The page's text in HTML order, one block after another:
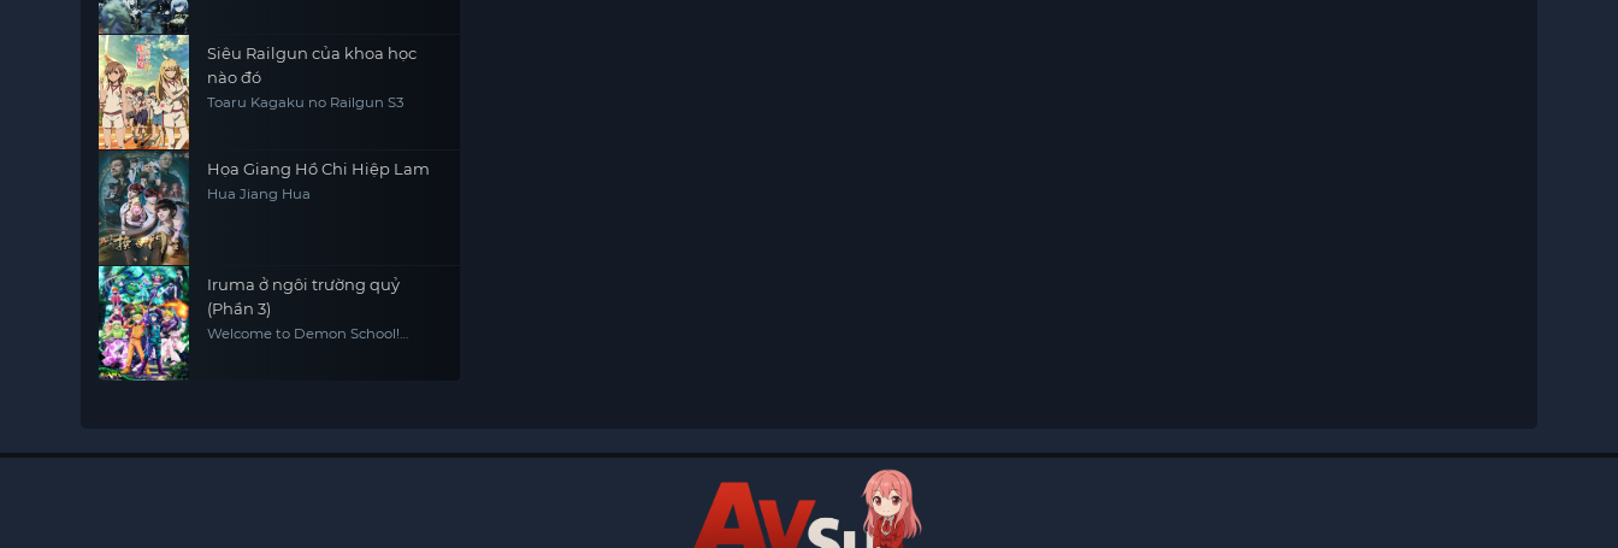
Siêu Railgun của khoa học
nào đó
Toaru Kagaku no Railgun S3
Họa Giang Hồ Chi Hiệp Lam
Hua Jiang Hua
Iruma ở ngôi trường quỷ
(Phần 3)
Welcome to Demon School!